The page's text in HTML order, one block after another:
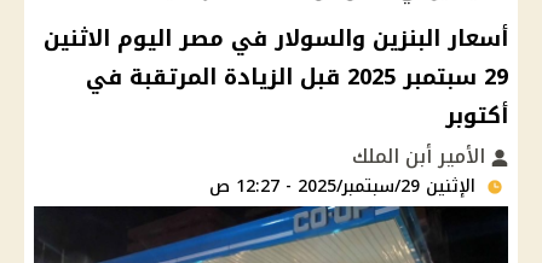
أسعار البنزين والسولار في مصر اليوم الاثنين
29 سبتمبر 2025 قبل الزيادة المرتقبة في
أكتوبر
الأمير أبن الملك
الإثنين 29/سبتمبر/2025 - 12:27 ص